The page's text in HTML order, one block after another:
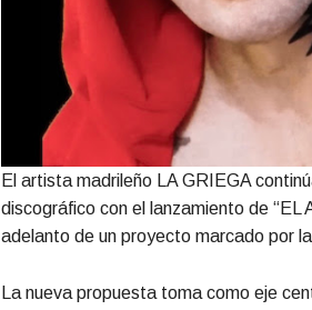
El artista madrileño LA GRIEGA
discográfico con el lanzamiento de “EL
adelanto de un proyecto marcado por
La nueva propuesta toma como eje